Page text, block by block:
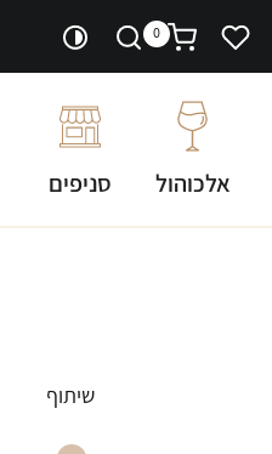
0
אלכוהול סניפים
שיתוף